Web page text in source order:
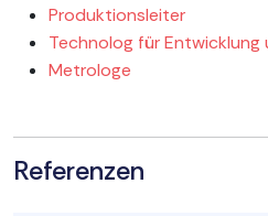
Produktionsleiter
Technolog für Entwicklung
Metrologe
Referenzen